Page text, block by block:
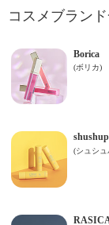
コスメブラン